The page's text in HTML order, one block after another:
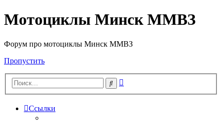
Мотоциклы Минск ММВЗ
Форум про мотоциклы Минск ММВЗ
Пропустить
Поиск
Ссылки